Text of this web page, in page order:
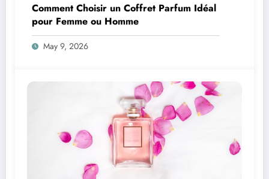
Comment Choisir un Coffret Parfum Idéal
pour Femme ou Homme
May 9, 2026